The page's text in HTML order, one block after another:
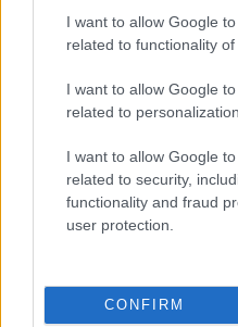
I want to allow Google
related to functionality
I want to allow Google
related to personalization.
I want to allow Google
related to security,
functionality and fraud
user protection.
CONFIRM
Carburanti
stradale a rischio
2 Tragedia alla
dentista Federico